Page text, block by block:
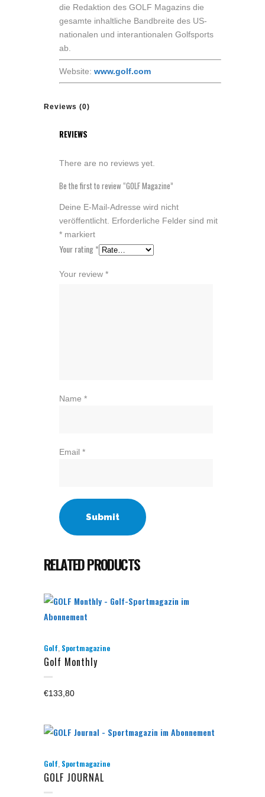
die Redaktion des GOLF Magazins die
gesamte inhaltliche Bandbreite des US-
nationalen und interantionalen Golfsports
ab.
Website: www.golf.com
Reviews (0)
REVIEWS
There are no reviews yet.
Be the first to review “GOLF Magazine”
Deine E-Mail-Adresse wird nicht
veröffentlicht. Erforderliche Felder sind mit
* markiert
Your rating*
Your review *
Name *
Email *
RELATED PRODUCTS
Golf Sportmagazine
Golf Monthly
€133,80
Golf Sportmagazine
GOLF JOURNAL